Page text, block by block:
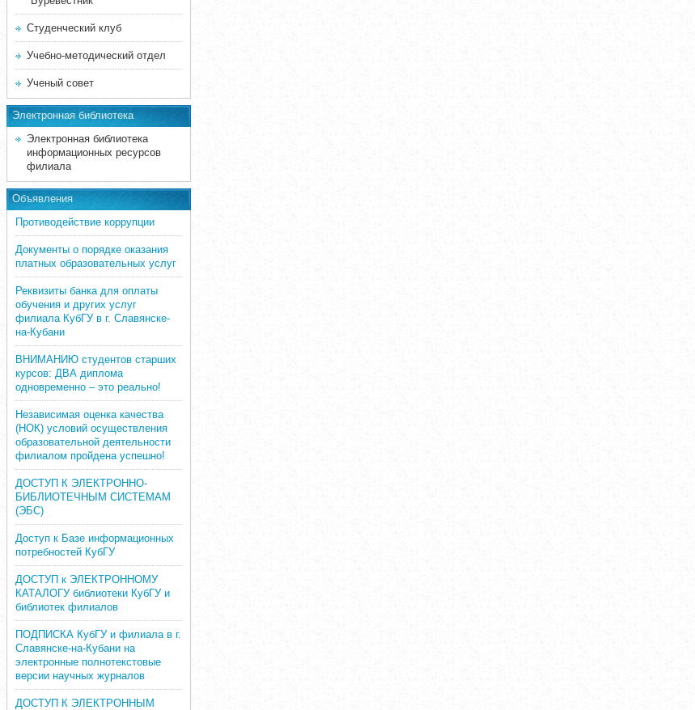
Студенческий клуб
Учебно-методический отдел
Ученый совет
Электронная библиотека
Электронная библиотека
информационных ресурсов
филиала
Объявления
Противодействие коррупции
Документы о порядке оказания
платных образовательных услуг
Реквизиты банка для оплаты
обучения и других услуг
филиала КубГУ в г. Славянске-
на-Кубани
ВНИМАНИЮ студентов старших
курсов: ДВА диплома
одновременно – это реально!
Независимая оценка качества
(НОК) условий осуществления
образовательной деятельности
филиалом пройдена успешно!
ДОСТУП К ЭЛЕКТРОННО-
БИБЛИОТЕЧНЫМ СИСТЕМАМ
(ЭБС)
Доступ к Базе информационных
потребностей КубГУ
ДОСТУП к ЭЛЕКТРОННОМУ
КАТАЛОГУ библиотеки КубГУ и
библиотек филиалов
ПОДПИСКА КубГУ и филиала в г.
Славянске-на-Кубани на
электронные полнотекстовые
версии научных журналов
ДОСТУП К ЭЛЕКТРОННЫМ